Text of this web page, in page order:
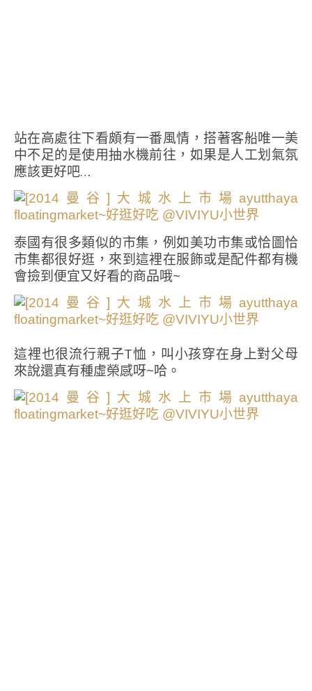
站在高處往下看頗有一番風情，搭著客船唯一美
中不足的是使用抽水機前往，如果是人工划氣氛
應該更好吧…
泰國有很多類似的市集，例如美功市集或恰圖恰
市集都很好逛，來到這裡在服飾或是配件都有機
會撿到便宜又好看的商品哦~
這裡也很流行親子T恤，叫小孩穿在身上對父母
來說還真有種虛榮感呀~哈。